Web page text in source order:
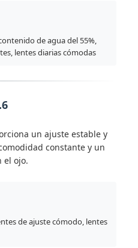
de agua del 55%,
lentes diarias cómodas
un ajuste estable y
constante y un
el ojo.
de ajuste cómodo, lentes